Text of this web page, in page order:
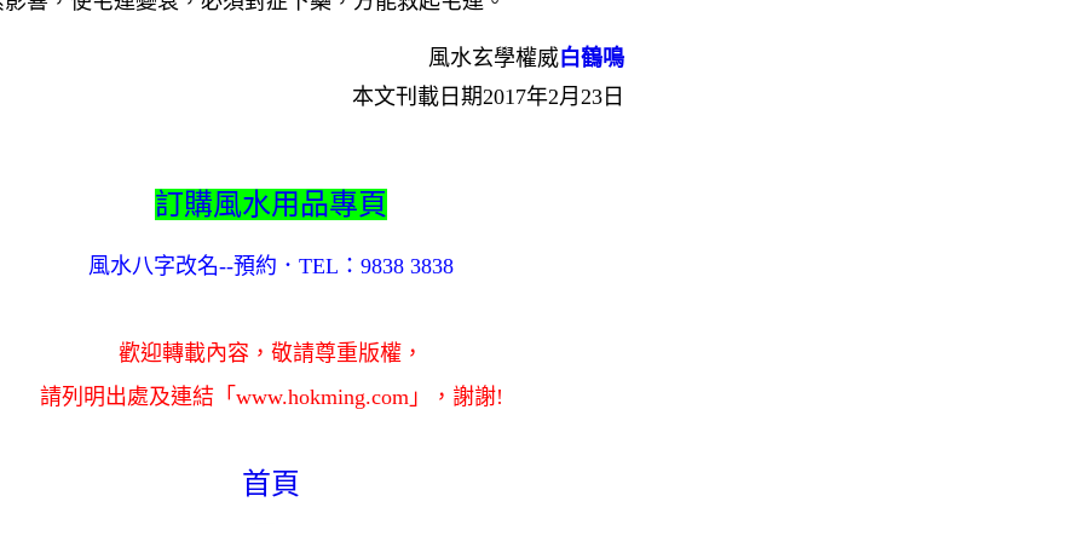
風水玄學權威 白鶴鳴
本文刊載日期2017年2月23日
訂購風水用品專頁
風水八字改名--預約．TEL：9838 3838
歡迎轉載內容，敬請尊重版權，
請列明出處及連結「www.hokming.com」，謝謝!
首頁